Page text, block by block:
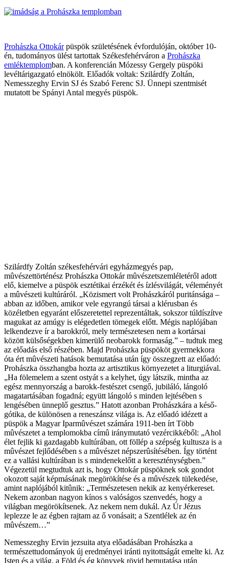
Prohászka Ottokárpüspök születésének évfordulóján, október 10-
én, tudományos ülést tartottak Székesfehérváron a Prohászka
emléktemplomban. A konferencián Mózessy Gergely püspöki
levéltárigazgató elnökölt. Előadók voltak: Szilárdfy Zoltán,
Nemesszeghy Ervin SJ és Szabó Ferenc SJ. Ünnepi szentmisét
mutatott be Spányi Antal megyés püspök.
Szilárdfy Zoltán székesfehérvári egyházmegyés pap,
mûvészettörténész Prohászka Ottokár mûvészetszemléletéről adott
elő, kiemelve a püspök esztétikai érzékét és ízlésvilágát, véleményét
a mûvészeti kultúráról. „Közismert volt Prohászkáról puritánsága –
abban az időben, amikor vele egyrangú társai a klérusban és
közéletben egyaránt előszeretettel reprezentáltak, sokszor túldíszítve
magukat az amúgy is elégedetlen tömegek előtt. Mégis naplójában
lelkendezve ír a barokkról, mely természetesen nem a kortársai
között külsőségekben kimerülő neobarokk formaság.” – tudtuk meg
az előadás első részében. Majd Prohászka püspököt gyermekkora
óta ért mûvészeti hatások bemutatása után így összegzett az előadó:
Prohászka összhangba hozta az artisztikus környezetet a liturgiával.
„Ha fölemelem a szent ostyát s a kelyhet, úgy látszik, mintha az
egész mennyország a barokk-festészet csengő, jubiláló, lángoló
magatartásában fogadná; együtt lángoló s minden lejtésében s
lengésében ünneplő gesztus.” Hatott azonban Prohászkára a késő-
gótika, de különösen a reneszánsz világa is. Az előadó idézett a
püspök a Magyar Iparmûvészet számára 1911-ben írt Több
mûvészetet a templomokba címû iránymutató vezércikkéből: „Ahol
élet fejlik ki gazdagabb kultúrában, ott föllép a szépség kultusza is a
mûvészet fejlődésében s a mûvészet népszerûsítésében. Így történt
ez a vallási kultúrában is s mindenekelőtt a kereszténységben.”
Végezetül megtudtuk azt is, hogy Ottokár püspöknek sok gondot
okozott saját képmásának megörökítése és a mûvészek tülekedése,
amint naplójából kitûnik: „Természetesen nekik az kenyérkereset.
Nekem azonban nagyon kínos s valóságos szenvedés, hogy a
világban megörökítsenek. Az nekem nem dukál. Az Úr Jézus
leplezze le az égben rajtam az ő vonásait; a Szentlélek az én
mûvészem…”
Nemesszeghy Ervin jezsuita atya előadásában Prohászka a
természettudományok új eredményei iránti nyitottságát emelte ki. Az
Isten és a világ, a Föld és ég könyvek rövid bemutatása után